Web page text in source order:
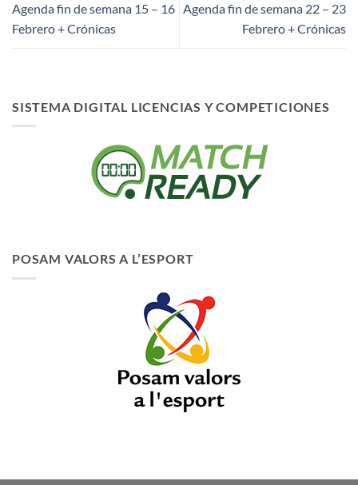
Agenda fin de semana 15 – 16
Febrero + Crónicas
Agenda fin de semana 22 – 23
Febrero + Crónicas
SISTEMA DIGITAL LICENCIAS Y COMPETICIONES
POSAM VALORS A L’ESPORT